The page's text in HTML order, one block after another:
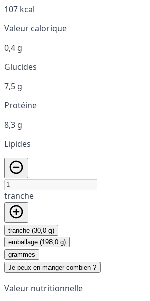
107 kcal
Valeur calorique
0,4 g
Glucides
7,5 g
Protéine
8,3 g
Lipides
tranche
tranche (30,0 g)
emballage (198,0 g)
grammes
Je peux en manger combien ?
Valeur nutritionnelle